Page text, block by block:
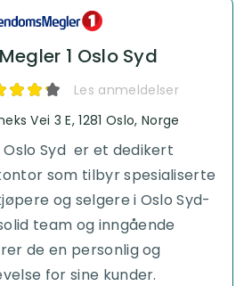
1 Oslo Syd
Les anmeldelser
Oslo Syd er et dedikert
som tilbyr spesialiserte
og selgere i Oslo Syd-
team og inngående
de en personlig og
for sine kunder.
Vei 3 E, 1281 Oslo, Norge